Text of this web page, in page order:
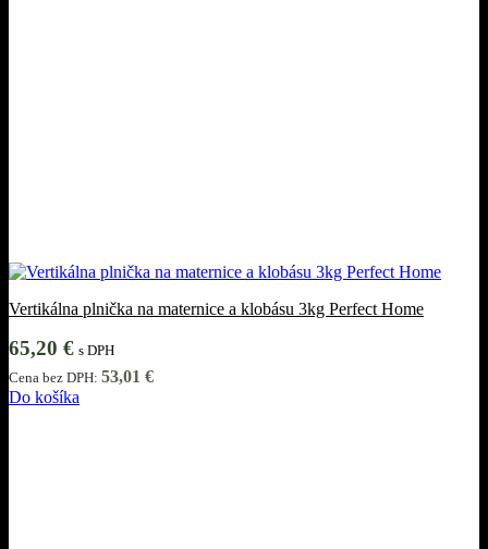
Vertikálna plnička na maternice a klobásu 3kg Perfect Home
65,20 € s DPH
Cena bez DPH: 53,01 €
Do košíka